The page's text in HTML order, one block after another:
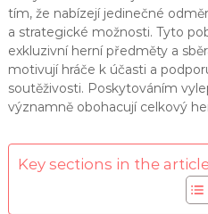
tím, že nabízejí jedinečné
a strategické možnosti. Tyto
exkluzivní herní předměty a
motivují hráče k účasti a
soutěživosti. Poskytováním
významně obohacují celkový
Key sections in the